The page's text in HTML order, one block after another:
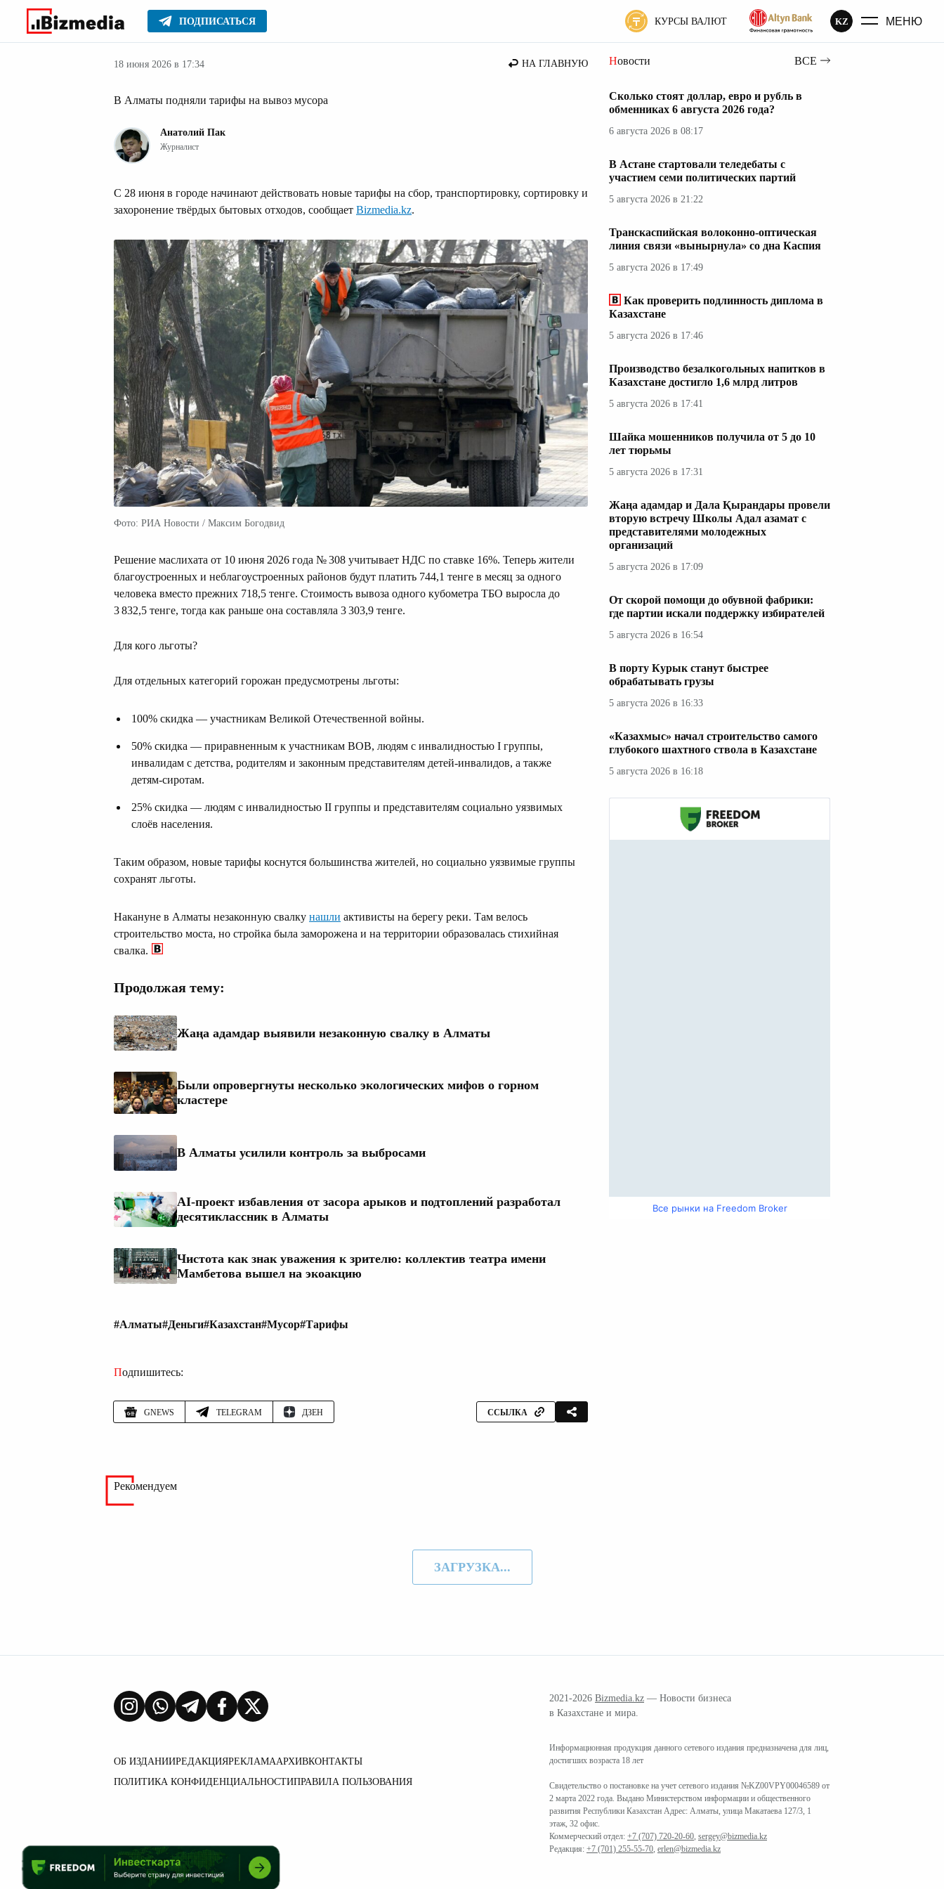
ПОДПИСАТЬСЯ КУРСЫ ВАЛЮТ KZ МЕНЮ
Главное Серьезное Деньги
18 июня 2026 в 17:34 НА ГЛАВНУЮ
В Алматы подняли тарифы на вывоз мусора
Анатолий Пак
Журналист
С 28 июня в городе начинают действовать новые тарифы на сбор, транспортировку, сортировку и
захоронение твёрдых бытовых отходов, сообщает Bizmedia.kz.
Фото: РИА Новости / Максим Богодвид
Решение маслихата от 10 июня 2026 года № 308 учитывает НДС по ставке 16%. Теперь жители
благоустроенных и неблагоустроенных районов будут платить 744,1 тенге в месяц за одного
человека вместо прежних 718,5 тенге. Стоимость вывоза одного кубометра ТБО выросла до
3 832,5 тенге, тогда как раньше она составляла 3 303,9 тенге.
Для кого льготы?
Для отдельных категорий горожан предусмотрены льготы:
100% скидка — участникам Великой Отечественной войны.
50% скидка — приравненным к участникам ВОВ, людям с инвалидностью I группы,
инвалидам с детства, родителям и законным представителям детей‑инвалидов, а также
детям‑сиротам.
25% скидка — людям с инвалидностью II группы и представителям социально уязвимых
слоёв населения.
Таким образом, новые тарифы коснутся большинства жителей, но социально уязвимые группы
сохранят льготы.
Накануне в Алматы незаконную свалку нашли активисты на берегу реки. Там велось
строительство моста, но стройка была заморожена и на территории образовалась стихийная
свалка.
Продолжая тему:
Жаңа адамдар выявили незаконную свалку в Алматы
Были опровергнуты несколько экологических мифов о горном
кластере
В Алматы усилили контроль за выбросами
AI-проект избавления от засора арыков и подтоплений разработал
десятиклассник в Алматы
Чистота как знак уважения к зрителю: коллектив театра имени
Мамбетова вышел на экоакцию
#Алматы#Деньги#Казахстан#Мусор#Тарифы
Подпишитесь:
GNEWS TELEGRAM ДЗЕН ССЫЛКА
Новости ВСЕ
Сколько стоят доллар, евро и рубль в
обменниках 6 августа 2026 года?
6 августа 2026 в 08:17
В Астане стартовали теледебаты с
участием семи политических партий
5 августа 2026 в 21:22
Транскаспийская волоконно-оптическая
линия связи «вынырнула» со дна Каспия
5 августа 2026 в 17:49
Как проверить подлинность диплома в
Казахстане
5 августа 2026 в 17:46
Производство безалкогольных напитков в
Казахстане достигло 1,6 млрд литров
5 августа 2026 в 17:41
Шайка мошенников получила от 5 до 10
лет тюрьмы
5 августа 2026 в 17:31
Жаңа адамдар и Дала Қырандары провели
вторую встречу Школы Адал азамат с
представителями молодежных
организаций
5 августа 2026 в 17:09
От скорой помощи до обувной фабрики:
где партии искали поддержку избирателей
5 августа 2026 в 16:54
В порту Курык станут быстрее
обрабатывать грузы
5 августа 2026 в 16:33
«Казахмыс» начал строительство самого
глубокого шахтного ствола в Казахстане
5 августа 2026 в 16:18
Все рынки на Freedom Broker
Рекомендуем
ЗАГРУЗКА...
ОБ ИЗДАНИИРЕДАКЦИЯРЕКЛАМААРХИВКОНТАКТЫ
ПОЛИТИКА КОНФИДЕНЦИАЛЬНОСТИПРАВИЛА ПОЛЬЗОВАНИЯ
2021-2026 Bizmedia.kz — Новости бизнеса
в Казахстане и мира.
Информационная продукция данного сетевого издания предназначена для лиц,
достигших возраста 18 лет
Свидетельство о постановке на учет сетевого издания №KZ00VPY00046589 от
2 марта 2022 года. Выдано Министерством информации и общественного
развития Республики Казахстан Адрес: Алматы, улица Макатаева 127/3, 1
этаж, 32 офис.
Коммерческий отдел: +7 (707) 720-20-60, sergey@bizmedia.kz
Редакция: +7 (701) 255-55-70, erlen@bizmedia.kz